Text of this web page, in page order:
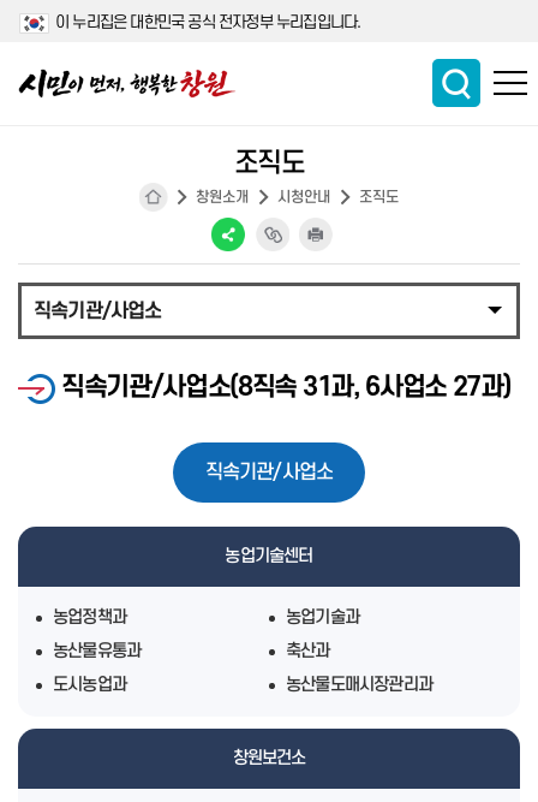
이 누리집은 대한민국 공식 전자정부 누리집입니다.
창원소개 시청안내 조직도
조직도
직속기관/사업소
직속기관/사업소(8직속 31과, 6사업소 27과)
직속기관/사업소
농업기술센터
농업정책과
농업기술과
농산물유통과
축산과
도시농업과
농산물도매시장관리과
창원보건소